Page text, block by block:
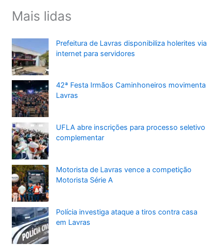
Mais lidas
Prefeitura de Lavras disponibiliza holerites via
internet para servidores
42ª Festa Irmãos Caminhoneiros movimenta
Lavras
UFLA abre inscrições para processo seletivo
complementar
Motorista de Lavras vence a competição
Motorista Série A
Polícia investiga ataque a tiros contra casa
em Lavras